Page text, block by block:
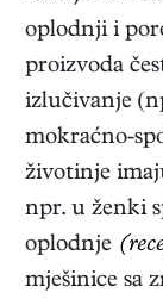
oplodnji i
proizvoda
izlučivanje
mokraćno-
životinje
npr. u ženki
oplodnje
mješinice sa